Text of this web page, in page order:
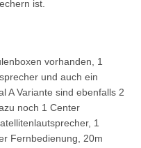
ist.
vorhanden, 1
und auch ein
A Variante sind ebenfalls 2
noch 1 Center
1
Fernbedienung, 20m